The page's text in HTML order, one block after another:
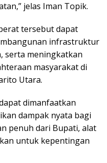
jelas Iman Topik.
tersebut dapat
infrastruktur
serta meningkatkan
masyarakat di
Utara.
dimanfaatkan
dampak nyata bagi
penuh dari Bupati, alat
untuk kepentingan